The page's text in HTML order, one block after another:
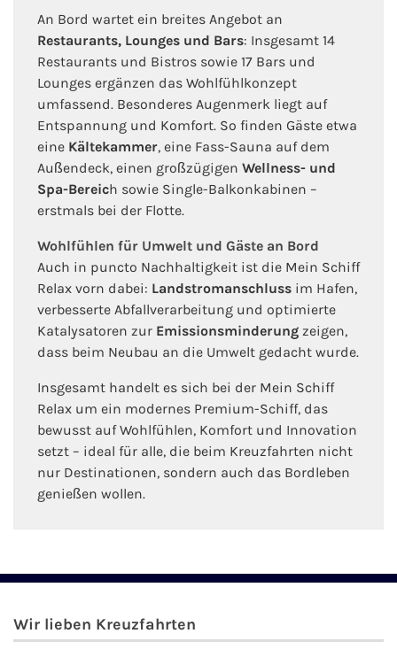
An Bord wartet ein breites Angebot an
Restaurants, Lounges und Bars: Insgesamt 14
Restaurants und Bistros sowie 17 Bars und
Lounges ergänzen das Wohlfühlkonzept
umfassend. Besonderes Augenmerk liegt auf
Entspannung und Komfort. So finden Gäste etwa
eine Kältekammer, eine Fass-Sauna auf dem
Außendeck, einen großzügigen Wellness- und
Spa-Bereich sowie Single-Balkonkabinen –
erstmals bei der Flotte.
Wohlfühlen für Umwelt und Gäste an Bord
Auch in puncto Nachhaltigkeit ist die Mein Schiff
Relax vorn dabei: Landstromanschluss im Hafen,
verbesserte Abfallverarbeitung und optimierte
Katalysatoren zur Emissionsminderung zeigen,
dass beim Neubau an die Umwelt gedacht wurde.
Insgesamt handelt es sich bei der Mein Schiff
Relax um ein modernes Premium-Schiff, das
bewusst auf Wohlfühlen, Komfort und Innovation
setzt – ideal für alle, die beim Kreuzfahrten nicht
nur Destinationen, sondern auch das Bordleben
genießen wollen.
Wir lieben Kreuzfahrten